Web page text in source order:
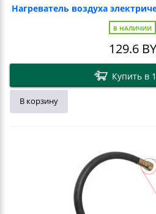
Нагреватель воздуха
В НАЛИЧИИ
129.6
Купить в
В корзину